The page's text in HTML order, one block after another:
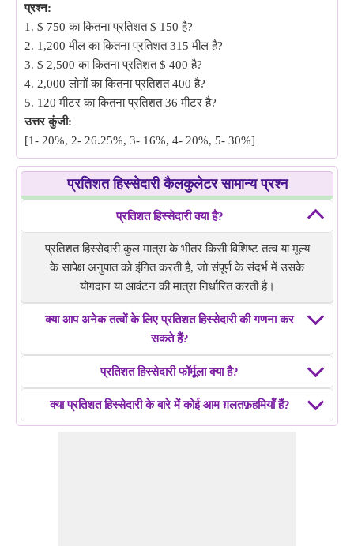
प्रश्न:
1. $ 750 का कितना प्रतिशत $ 150 है?
2. 1,200 मील का कितना प्रतिशत 315 मील है?
3. $ 2,500 का कितना प्रतिशत $ 400 है?
4. 2,000 लोगों का कितना प्रतिशत 400 है?
5. 120 मीटर का कितना प्रतिशत 36 मीटर है?
उत्तर कुंजी:
[1- 20%, 2- 26.25%, 3- 16%, 4- 20%, 5- 30%]
प्रतिशत हिस्सेदारी कैलकुलेटर सामान्य प्रश्न
प्रतिशत हिस्सेदारी क्या है?
प्रतिशत हिस्सेदारी कुल मात्रा के भीतर किसी विशिष्ट तत्व या मूल्य
के सापेक्ष अनुपात को इंगित करती है, जो संपूर्ण के संदर्भ में उसके
योगदान या आवंटन की मात्रा निर्धारित करती है।
क्या आप अनेक तत्वों के लिए प्रतिशत हिस्सेदारी की गणना कर
सकते हैं?
प्रतिशत हिस्सेदारी फॉर्मूला क्या है?
क्या प्रतिशत हिस्सेदारी के बारे में कोई आम ग़लतफ़हमियाँ हैं?